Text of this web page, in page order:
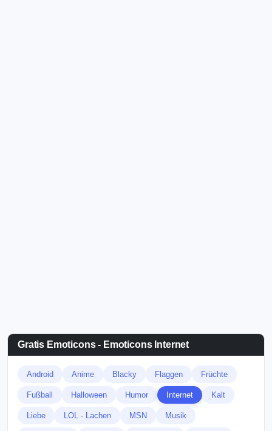
Gratis Emoticons - Emoticons Internet
Android Anime Blacky Flaggen Früchte
Fußball Halloween Humor Internet Kalt
Liebe LOL - Lachen MSN Musik